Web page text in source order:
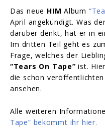
Das neue HIM Album
April angekündigt. Was
darüber denkt, hat er in
Im dritten Teil geht es
Frage, welches der
“Tears On Tape” ist.
die schon veröffentlichten
ansehen.
Alle weiteren
Tape” bekommt ihr hier.